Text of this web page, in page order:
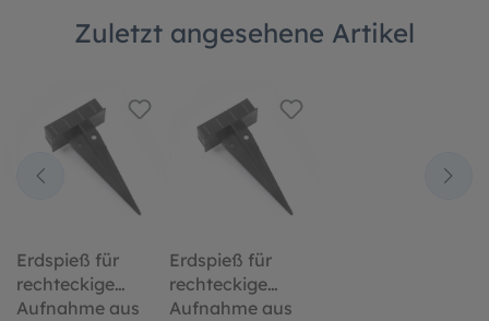
Zuletzt angesehene Artikel
Erdspieß für
rechteckige
Aufnahme aus
Erdspieß für
rechteckige
Aufnahme aus